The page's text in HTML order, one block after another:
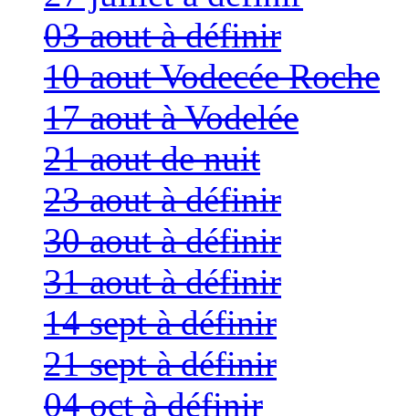
03 aout à définir
10 aout Vodecée Roche
17 aout à Vodelée
21 aout de nuit
23 aout à définir
30 aout à définir
31 aout à définir
14 sept à définir
21 sept à définir
04 oct à définir